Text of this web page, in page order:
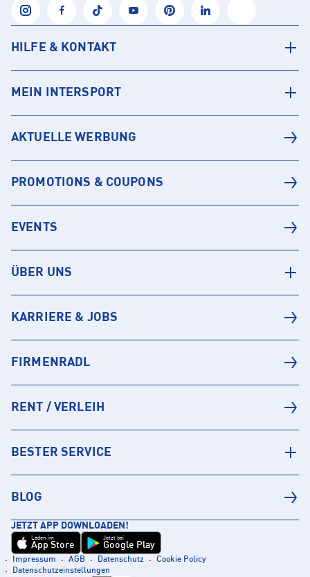
HILFE & KONTAKT
MEIN INTERSPORT
AKTUELLE WERBUNG
PROMOTIONS & COUPONS
EVENTS
ÜBER UNS
KARRIERE & JOBS
FIRMENRADL
RENT / VERLEIH
BESTER SERVICE
BLOG
JETZT APP DOWNLOADEN!
Laden im
App Store
Jetzt bei
Google Play
Impressum AGB Datenschutz
Cookie Policy
Datenschutzeinstellungen